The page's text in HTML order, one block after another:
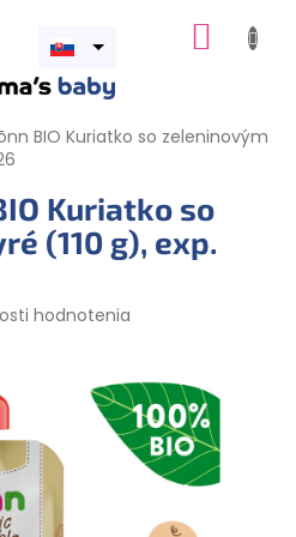
Otvoriť
BIO Kuriatko so zeleninovým
Kuriatko so
(110 g), exp.
hodnotenia